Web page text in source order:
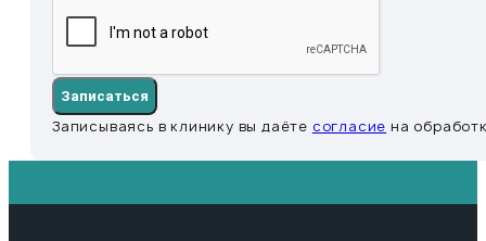
Записаться
Записываясь в клинику вы даёте согласие на